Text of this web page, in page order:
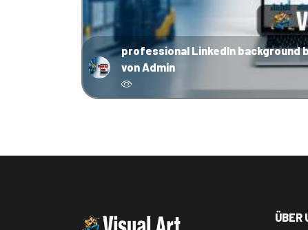
professional LinkedIn background
von Admin
ÜBER